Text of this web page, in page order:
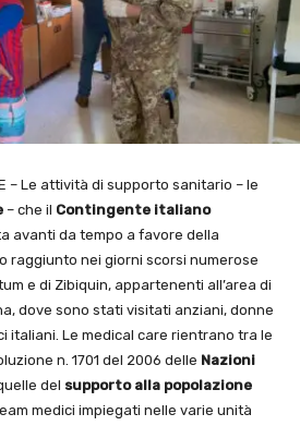
– ​Le attività di supporto sanitario – le
– che il Contingente italiano
avanti da tempo a favore della
raggiunto nei giorni scorsi numerose
e di Zibiquin, appartenenti all’area di
dove sono stati visitati anziani, donne
italiani. Le medical care rientrano tra le
n. 1701 del 2006 delle Nazioni
del supporto alla popolazione
medici impiegati nelle varie unità